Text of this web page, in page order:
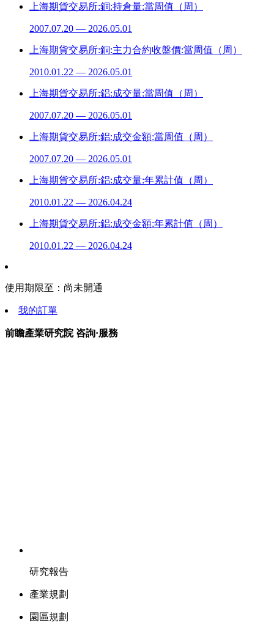
上海期貨交易所:銅:持倉量:當周值（周）
2007.07.20 — 2026.05.01
上海期貨交易所:銅:主力合約收盤價:當周值（周）
2010.01.22 — 2026.05.01
上海期貨交易所:鋁:成交量:當周值（周）
2007.07.20 — 2026.05.01
上海期貨交易所:鋁:成交金額:當周值（周）
2007.07.20 — 2026.05.01
上海期貨交易所:鋁:成交量:年累計值（周）
2010.01.22 — 2026.04.24
上海期貨交易所:鋁:成交金額:年累計值（周）
2010.01.22 — 2026.04.24
使用期限至： 尚未開通
我的訂單
前瞻產業研究院 咨詢·服務
研究報告
產業規劃
園區規劃